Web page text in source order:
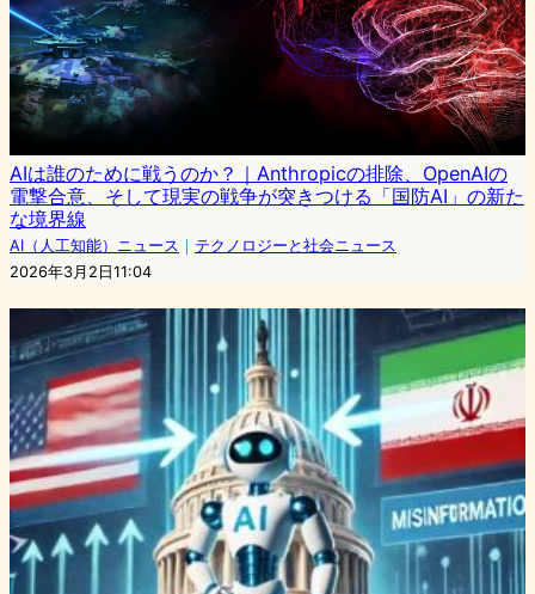
AIは誰のために戦うのか？｜Anthropicの排除、OpenAIの
電撃合意、そして現実の戦争が突きつける「国防AI」の新た
な境界線
AI（人工知能）ニュース ｜ テクノロジーと社会ニュース
2026年3月2日11:04